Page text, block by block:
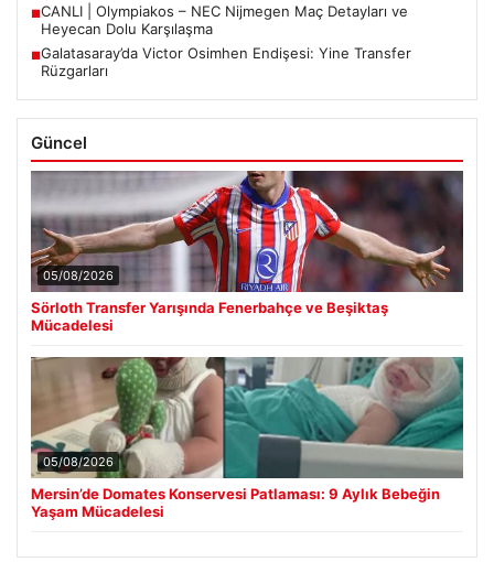
■CANLI | Olympiakos – NEC Nijmegen Maç Detayları ve
Heyecan Dolu Karşılaşma
■Galatasaray’da Victor Osimhen Endişesi: Yine Transfer
Rüzgarları
Güncel
05/08/2026
Sörloth Transfer Yarışında Fenerbahçe ve Beşiktaş
Mücadelesi
05/08/2026
Mersin’de Domates Konservesi Patlaması: 9 Aylık Bebeğin
Yaşam Mücadelesi